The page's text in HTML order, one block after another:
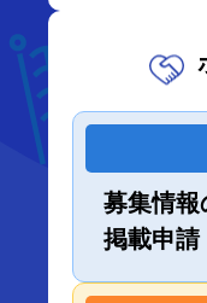
募集情報
掲載申請